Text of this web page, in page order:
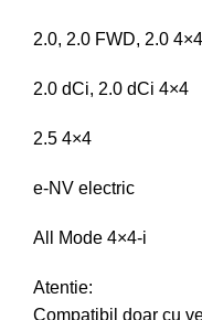
2.0, 2.0 FWD, 2.0 4×4
2.0 dCi, 2.0 dCi 4×4
2.5 4×4
e-NV electric
All Mode 4×4-i
Atentie:
Compatibil doar cu